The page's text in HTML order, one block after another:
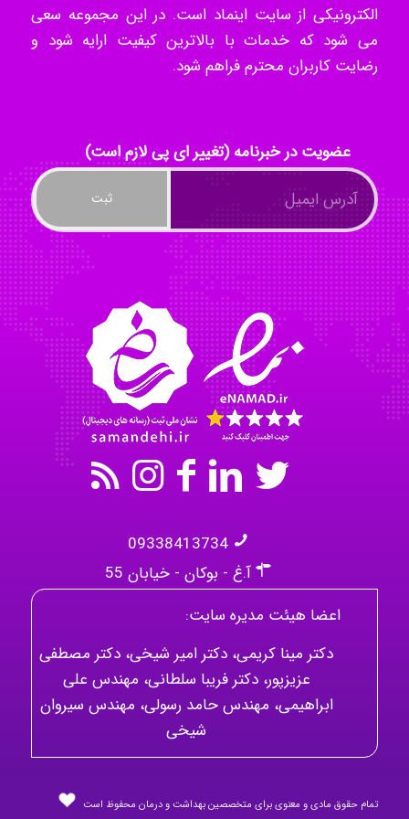
Radman Amini
akhtar shahsavandi
kimiya zirakpoor
الکترونیکی از سایت اینماد است. در این مجموعه سعی
می شود که خدمات با بالاترین کیفیت ارایه شود و
رضایت کاربران محترم فراهم شود.
عضویت در خبرنامه (تغییر ای پی لازم است)
09338413734
آ.غ - بوکان - خیابان 55
اعضا هیئت مدیره سایت:
دکتر مینا کریمی، دکتر امیر شیخی، دکتر مصطفی
عزیزپور، دکتر فریبا سلطانی، مهندس علی
ابراهیمی، مهندس حامد رسولی، مهندس سیروان
شیخی
تمام حقوق مادی و معنوی برای متخصصین بهداشت و درمان محفوظ است